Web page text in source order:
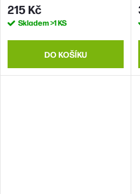
215 Kč
Skladem>1 KS
DO KOŠÍKU